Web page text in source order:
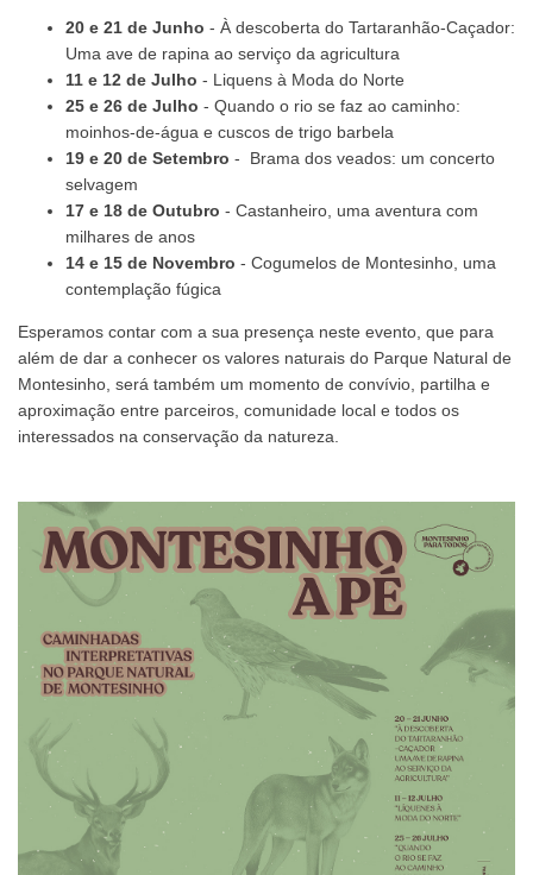
20 e 21 de Junho - À descoberta do Tartaranhão-Caçador:
Uma ave de rapina ao serviço da agricultura
11 e 12 de Julho - Liquens à Moda do Norte
25 e 26 de Julho - Quando o rio se faz ao caminho:
moinhos-de-água e cuscos de trigo barbela
19 e 20 de Setembro - Brama dos veados: um concerto
selvagem
17 e 18 de Outubro - Castanheiro, uma aventura com
milhares de anos
14 e 15 de Novembro - Cogumelos de Montesinho, uma
contemplação fúgica
Esperamos contar com a sua presença neste evento, que para
além de dar a conhecer os valores naturais do Parque Natural de
Montesinho, será também um momento de convívio, partilha e
aproximação entre parceiros, comunidade local e todos os
interessados na conservação da natureza.